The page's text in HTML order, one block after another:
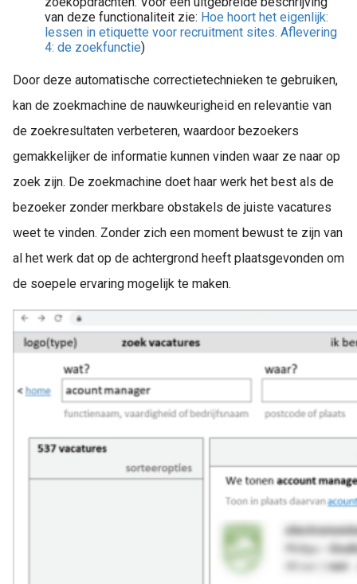
van deze functionaliteit zie: Hoe hoort het eigenlijk:
lessen in etiquette voor recruitment sites. Aflevering
4: de zoekfunctie)
Door deze automatische correctietechnieken te gebruiken,
kan de zoekmachine de nauwkeurigheid en relevantie van
de zoekresultaten verbeteren, waardoor bezoekers
gemakkelijker de informatie kunnen vinden waar ze naar op
zoek zijn. De zoekmachine doet haar werk het best als de
bezoeker zonder merkbare obstakels de juiste vacatures
weet te vinden. Zonder zich een moment bewust te zijn van
al het werk dat op de achtergrond heeft plaatsgevonden om
de soepele ervaring mogelijk te maken.